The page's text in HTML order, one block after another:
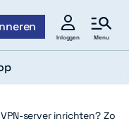
Inloggen Menu
server inrichten? Zo